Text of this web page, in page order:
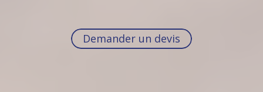
Demander un devis